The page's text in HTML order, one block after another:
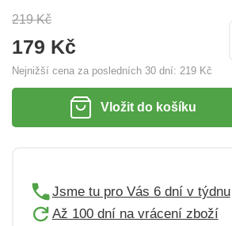
219 Kč
179 Kč
Nejnižší cena za posledních 30 dní: 219 Kč
Vložit do košíku
Jsme tu pro Vás 6 dní v týdnu
Až 100 dní na vrácení zboží